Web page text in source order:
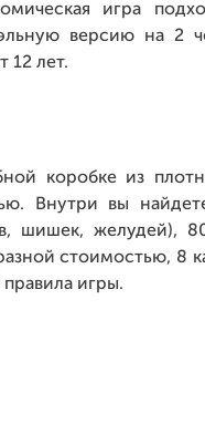
игра
версию на 2
12 лет.
коробке из
Внутри вы
шишек, желудей),
стоимостью, 8
игры.